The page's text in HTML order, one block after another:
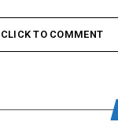
CLICK TO COMMENT